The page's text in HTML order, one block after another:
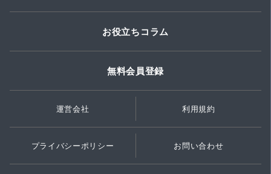
お役立ちコラム
無料会員登録
運営会社 利用規約
プライバシーポリシー お問い合わせ